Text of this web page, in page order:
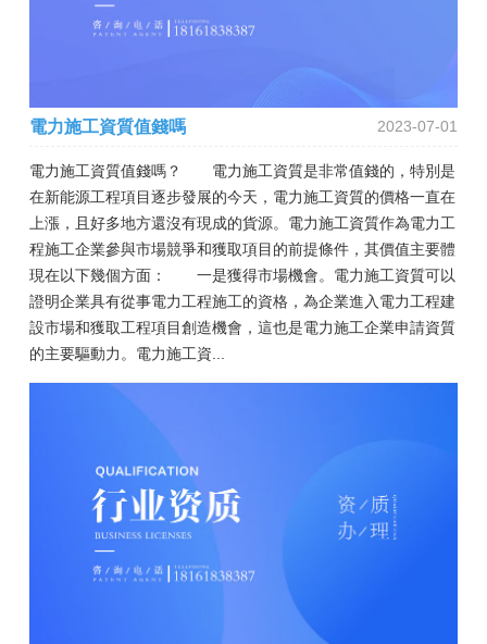
電力施工資質值錢嗎 2023-07-01
電力施工資質值錢嗎？ 電力施工資質是非常值錢的，特別是
在新能源工程項目逐步發展的今天，電力施工資質的價格一直在
上漲，且好多地方還沒有現成的貨源。電力施工資質作為電力工
程施工企業參與市場競爭和獲取項目的前提條件，其價值主要體
現在以下幾個方面： 一是獲得市場機會。電力施工資質可以
證明企業具有從事電力工程施工的資格，為企業進入電力工程建
設市場和獲取工程項目創造機會，這也是電力施工企業申請資質
的主要驅動力。電力施工資...